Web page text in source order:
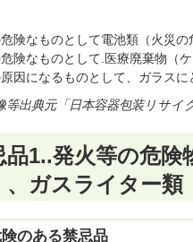
険なものとして電池類（火災の
険なものとして.医療廃棄物（
因になるものとして、ガラス
等出典元「日本容器包装リサイ
品1..発火等の危
、ガスライター類
のある禁忌品